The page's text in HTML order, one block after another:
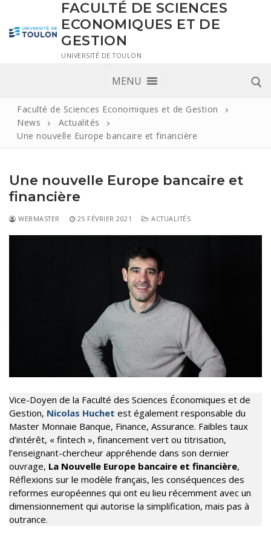
FACULTÉ DE SCIENCES
ECONOMIQUES ET DE
GESTION
UNIVERSITÉ DE TOULON
MENU
Faculté de Sciences Economiques et de Gestion
News
Actualités
Une nouvelle Europe bancaire et financière
Une nouvelle Europe bancaire et
financière
WEBMASTER 25 FÉVRIER 2021 ACTUALITÉS
Vice-Doyen de la Faculté des Sciences Économiques et de
Gestion, Nicolas Huchet est également responsable du
Master Monnaie Banque, Finance, Assurance. Faibles taux
d’intérêt, « fintech », financement vert ou titrisation,
l’enseignant-chercheur appréhende dans son dernier
ouvrage, La Nouvelle Europe bancaire et financière,
Réflexions sur le modèle français, les conséquences des
reformes européennes qui ont eu lieu récemment avec un
dimensionnement qui autorise la simplification, mais pas à
outrance.